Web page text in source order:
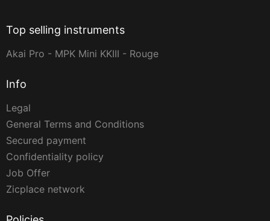
Top selling instruments
Akai Pro - MPK Mini KKIII - Rouge
Info
Legal
General Terms and Conditions
Secured payment
Confidentiality policy
Job Offer
Zicplace network